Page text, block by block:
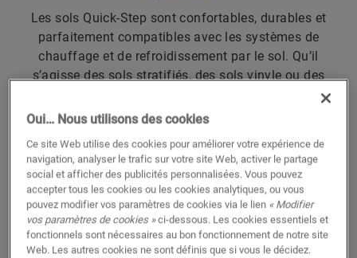
Les sols Quick-Step sont confortables, durables et
parfaitement compatibles avec les systèmes de
chauffage et de refroidissement par le sol. Qu’il
s’agisse des sols stratifiés, des sols vinyle ou des
parquets, chacun contribue à réguler la température,
tout en sublimant votre intérieur durablement. Qui plus
solution de chauffage au sol pour un confort
incomparable.
DÉCOUVREZ QUICKHEAT
Oui… Nous utilisons des cookies
Ce site Web utilise des cookies pour améliorer votre expérience de
navigation, analyser le trafic sur votre site Web, activer le partage
social et afficher des publicités personnalisées. Vous pouvez
accepter tous les cookies ou les cookies analytiques, ou vous
pouvez modifier vos paramètres de cookies via le lien « Modifier
vos paramètres de cookies »ci-dessous. Les cookies essentiels et
fonctionnels sont nécessaires au bon fonctionnement de notre site
Web. Les autres cookies ne sont définis que si vous le décidez.